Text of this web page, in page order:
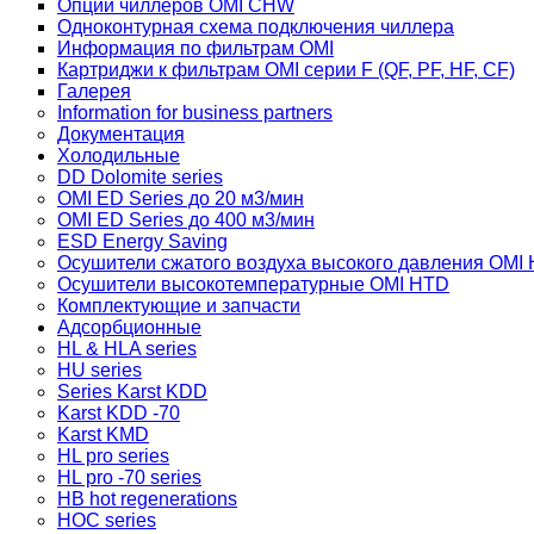
Опции чиллеров OMI CHW
Одноконтурная схема подключения чиллера
Информация по фильтрам OMI
Картриджи к фильтрам OMI серии F (QF, PF, HF, CF)
Галерея
Information for business partners
Документация
Холодильные
DD Dolomite series
OMI ED Series до 20 м3/мин
OMI ED Series до 400 м3/мин
ESD Energy Saving
Осушители сжатого воздуха высокого давления OMI
Осушители высокотемпературные OMI HTD
Комплектующие и запчасти
Адсорбционные
HL & HLA series
HU series
Series Karst KDD
Karst KDD -70
Karst KMD
HL pro series
HL pro -70 series
HB hot regenerations
HOC series